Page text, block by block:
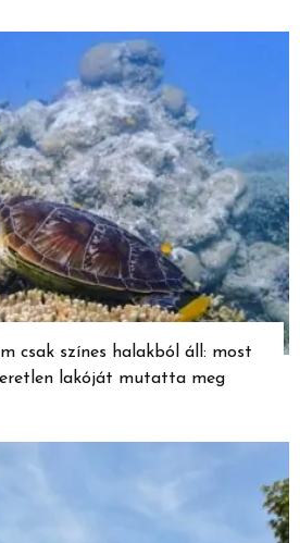
csak színes halakból áll: most
lakóját mutatta meg